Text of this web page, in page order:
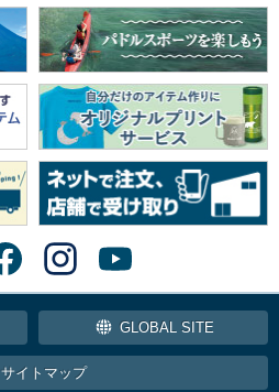
GLOBAL SITE
サイトマップ